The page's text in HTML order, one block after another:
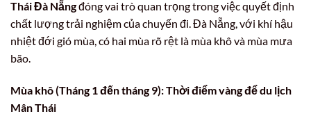
Thái Đà Nẵngđóng vai trò quan trọng trong việc quyết định
chất lượng trải nghiệm của chuyến đi. Đà Nẵng, với khí hậu
nhiệt đới gió mùa, có hai mùa rõ rệt là mùa khô và mùa mưa
bão.
Mùa khô (Tháng 1 đến tháng 9): Thời điểm vàng để du lịch
Mân Thái